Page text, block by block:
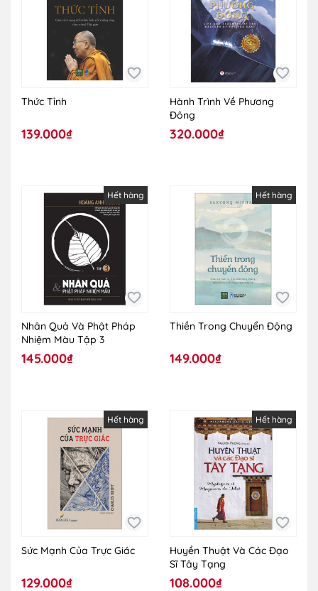
Thức Tỉnh
139.000₫
Hành Trình Về Phương
Đông
320.000₫
Hết hàng
Nhân Quả Và Phật Pháp
Nhiệm Màu Tập 3
145.000₫
Hết hàng
Thiền Trong Chuyển Động
149.000₫
Hết hàng
Sức Mạnh Của Trực Giác
129.000₫
Hết hàng
Huyền Thuật Và Các Đạo
Sĩ Tây Tạng
108.000₫